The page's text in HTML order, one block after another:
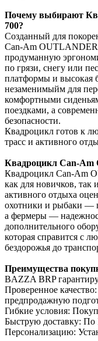
Почему выбирают
700?
Созданный для
Can-Am OUTLANDER
продуманную
по грязи, снегу или
платформы и высокая
незаменимыйм для
комфортными
поездками, а
безопасности.
Квадроцикл готов к
трасс и активного
Квадроцикл Can-Am
Квадроцикл Can-Am
как для новичков, так
активного отдыха
охотники и рыбаки —
а фермеры —
дополнительного
которая справится с
бездорожья до
Преимущества
BAZZA BRP
Проверенное
предпродажную
Гибкие условия:
Быструю доставку: По
Персонализацию: